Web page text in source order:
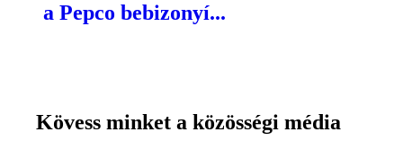
a Pepco bebizonyí...
Kövess minket a közösségi média